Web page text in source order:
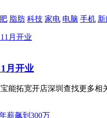
脂肪 科技 家电 电脑 手机 新
月开业
能拓宽开店深圳查找更多